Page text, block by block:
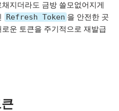
지더라도 금방 쓸모없어지게
Refresh Token 을 안전한 곳
운 토큰을 주기적으로 재발급